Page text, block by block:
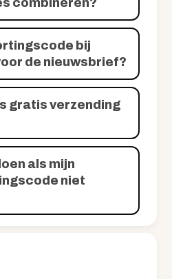
bij
de nieuwsbrief?
gratis verzending
als mijn
niet